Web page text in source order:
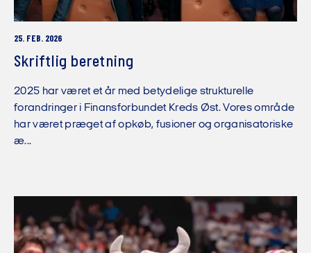
25. FEB. 2026
Skriftlig beretning
2025 har været et år med betydelige strukturelle
forandringer i Finansforbundet Kreds Øst. Vores område
har været præget af opkøb, fusioner og organisatoriske
æ...